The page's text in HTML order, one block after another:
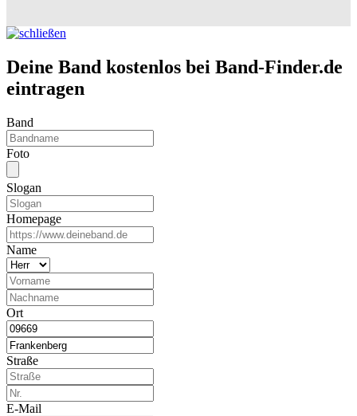
Deine Band kostenlos bei Band-Finder.de
eintragen
Band
Foto
Slogan
Homepage
Name
Ort
Straße
E-Mail